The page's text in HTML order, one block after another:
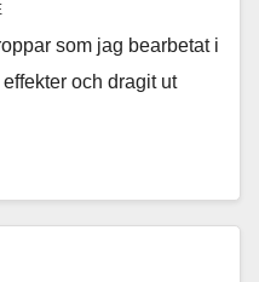
som jag bearbetat i
och dragit ut